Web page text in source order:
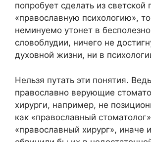
попробует сделать из светской
«православную психологию»,
неминуемо утонет в
словоблудии, ничего не
духовной жизни, ни в
Нельзя путать эти понятия. Ведь
православно верующие
хирурги, например, не
как «православный
«православный хирург», иначе